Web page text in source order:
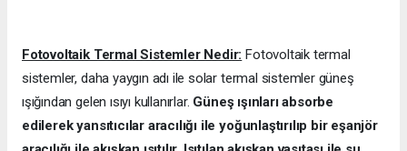
Fotovoltaik Termal Sistemler Nedir: Fotovoltaik termal
sistemler, daha yaygın adı ile solar termal sistemler güneş
ışığından gelen ısıyı kullanırlar. Güneş ışınları absorbe
edilerek yansıtıcılar aracılığı ile yoğunlaştırılıp bir eşanjör